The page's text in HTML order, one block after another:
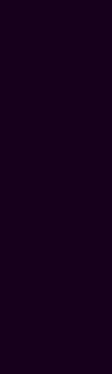
Bereich
keine
die
Bei
ihnen nicht
weil
an ihre
von den
Zähne
meist
Voll- und